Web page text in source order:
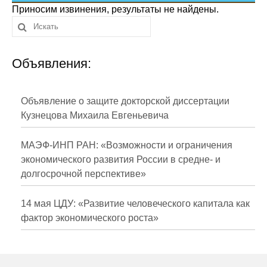
Сотрудники
Отчетность
Противодействие коррупции
Публикации
Научная жизнь
Издания
Проблемы прогнозирования
О журнале
Приносим извинения, результаты не найдены.
Объявления:
Объявление о защите докторской диссертации
Кузнецова Михаила Евгеньевича
МАЭФ-ИНП РАН: «Возможности и ограничения
экономического развития России в средне- и
долгосрочной перспективе»
14 мая ЦДУ: «Развитие человеческого капитала как
фактор экономического роста»